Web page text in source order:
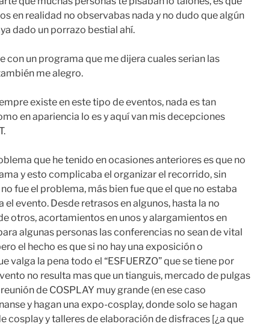
en realidad no observabas nada y no dudo que algún
dado un porrazo bestial ahí.
con un programa que me dijera cuales serian las
me alegro.
existe en este tipo de eventos, nada es tan
en apariencia lo es y aquí van mis decepciones
que he tenido en ocasiones anteriores es que no
y esto complicaba el organizar el recorrido, sin
fue el problema, más bien fue que el que no estaba
el evento. Desde retrasos en algunos, hasta la no
otros, acortamientos en unos y alargamientos en
algunas personas las conferencias no sean de vital
el hecho es que si no hay una exposición o
valga la pena todo el “ESFUERZO” que se tiene por
no resulta mas que un tianguis, mercado de pulgas
de COSPLAY muy grande (en ese caso
y hagan una expo-cosplay, donde solo se hagan
cosplay y talleres de elaboración de disfraces [¿a que